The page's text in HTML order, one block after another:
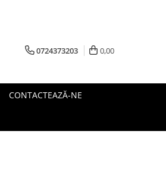
0724373203 0,00
CONTACTEAZĂ-NE